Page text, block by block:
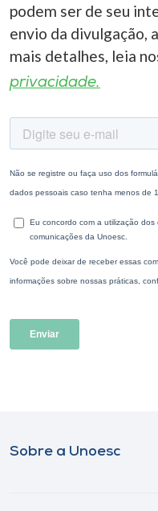
podem ser de seu
envio da divulgação,
mais detalhes, leia
privacidade.
Sobre a Unoesc